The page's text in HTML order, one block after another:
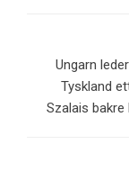
Ungarn
Tyskland
Szalais